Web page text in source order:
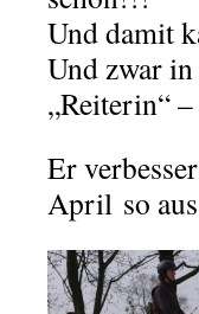
Und damit
Und zwar
„Reiterin“
Er
April so